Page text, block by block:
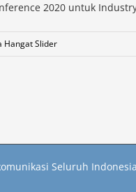
2020 untuk
Hangat Slider
Seluruh Indonesia